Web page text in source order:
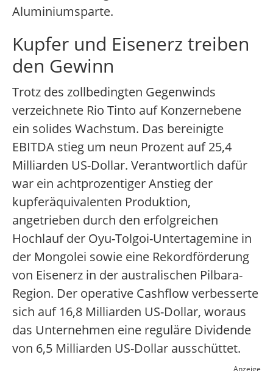
Aluminiumsparte.
Kupfer und Eisenerz treiben
den Gewinn
Trotz des zollbedingten Gegenwinds
verzeichnete Rio Tinto auf Konzernebene
ein solides Wachstum. Das bereinigte
EBITDA stieg um neun Prozent auf 25,4
Milliarden US-Dollar. Verantwortlich dafür
war ein achtprozentiger Anstieg der
kupferäquivalenten Produktion,
angetrieben durch den erfolgreichen
Hochlauf der Oyu-Tolgoi-Untertagemine in
der Mongolei sowie eine Rekordförderung
von Eisenerz in der australischen Pilbara-
Region. Der operative Cashflow verbesserte
sich auf 16,8 Milliarden US-Dollar, woraus
das Unternehmen eine reguläre Dividende
von 6,5 Milliarden US-Dollar ausschüttet.